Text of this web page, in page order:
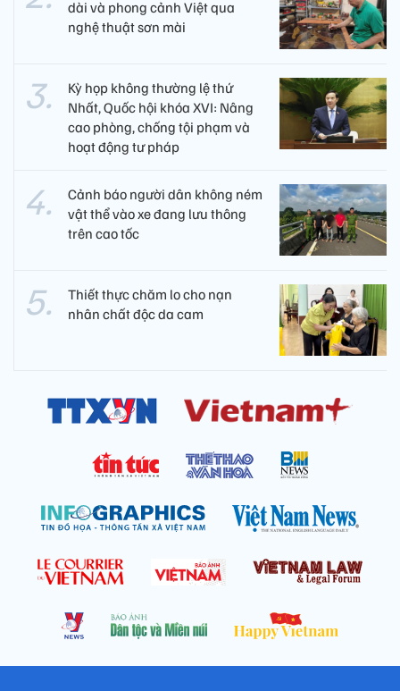
dài và phong cảnh Việt qua
nghệ thuật sơn mài
Kỳ họp không thường lệ thứ
Nhất, Quốc hội khóa XVI: Nâng
cao phòng, chống tội phạm và
hoạt động tư pháp
Cảnh báo người dân không ném
vật thể vào xe đang lưu thông
trên cao tốc
Thiết thực chăm lo cho nạn
nhân chất độc da cam